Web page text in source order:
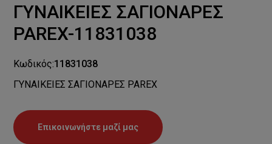
ΓΥΝΑΙΚΕΙΕΣ ΣΑΓΙΟΝΑΡΕΣ
PAREX-11831038
Κωδικός:11831038
ΓΥΝΑΙΚΕΙΕΣ ΣΑΓΙΟΝΑΡΕΣ PAREX
Επικοινωνήστε μαζί μας